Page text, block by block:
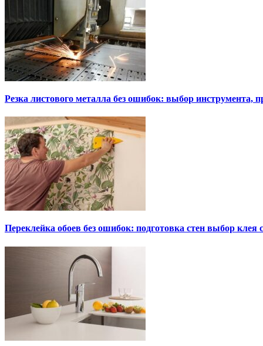
Резка листового металла без ошибок: выбор инструмента,
Переклейка обоев без ошибок: подготовка стен выбор клея